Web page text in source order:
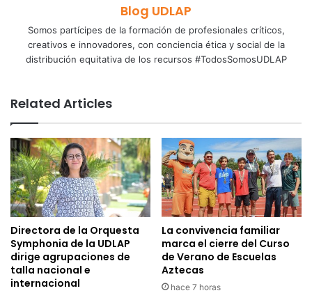
Blog UDLAP
Somos partícipes de la formación de profesionales críticos,
creativos e innovadores, con conciencia ética y social de la
distribución equitativa de los recursos #TodosSomosUDLAP
Related Articles
Directora de la Orquesta
Symphonia de la UDLAP
dirige agrupaciones de
talla nacional e
internacional
La convivencia familiar
marca el cierre del Curso
de Verano de Escuelas
Aztecas
hace 7 horas